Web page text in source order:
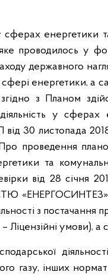
енергетики
проводилось у
державного
енергетики, а
з Планом
у сферах
від 30 листопада
проведення
та
від 28 січня
з постачання
Ліцензійні умови), а
газу, інших